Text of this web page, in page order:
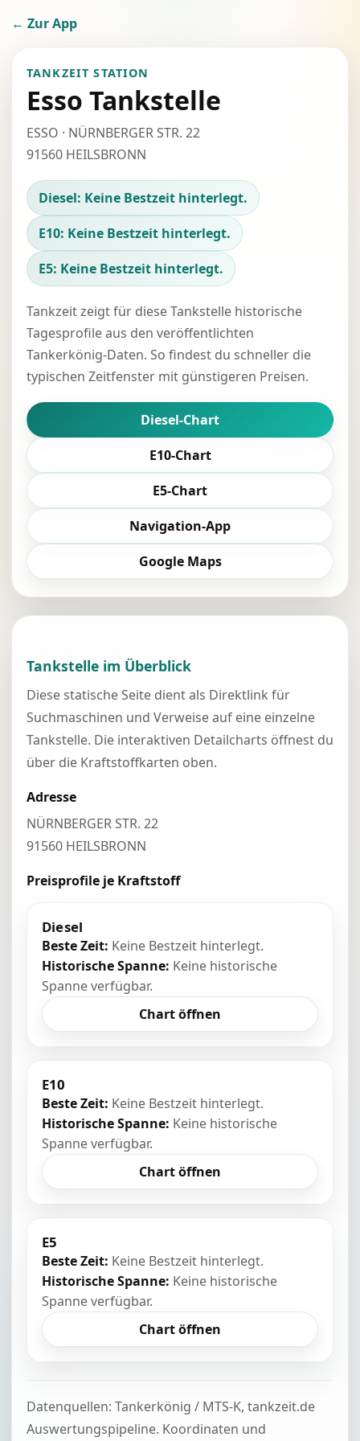
← Zur App
TANKZEIT STATION
Esso Tankstelle
ESSO · NÜRNBERGER STR. 22
91560 HEILSBRONN
Diesel: Keine Bestzeit hinterlegt.
E10: Keine Bestzeit hinterlegt.
E5: Keine Bestzeit hinterlegt.
Tankzeit zeigt für diese Tankstelle historische
Tagesprofile aus den veröffentlichten
Tankerkönig-Daten. So findest du schneller die
typischen Zeitfenster mit günstigeren Preisen.
Diesel-Chart
E10-Chart
E5-Chart
Navigation-App
Google Maps
Tankstelle im Überblick
Diese statische Seite dient als Direktlink für
Suchmaschinen und Verweise auf eine einzelne
Tankstelle. Die interaktiven Detailcharts öffnest du
über die Kraftstoffkarten oben.
Adresse
NÜRNBERGER STR. 22
91560 HEILSBRONN
Preisprofile je Kraftstoff
Diesel
Beste Zeit: Keine Bestzeit hinterlegt.
Historische Spanne: Keine historische
Spanne verfügbar.
Chart öffnen
E10
Beste Zeit: Keine Bestzeit hinterlegt.
Historische Spanne: Keine historische
Spanne verfügbar.
Chart öffnen
E5
Beste Zeit: Keine Bestzeit hinterlegt.
Historische Spanne: Keine historische
Spanne verfügbar.
Chart öffnen
Datenquellen: Tankerkönig / MTS-K, tankzeit.de
Auswertungspipeline. Koordinaten und